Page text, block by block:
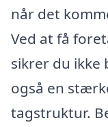
når det
Ved at få
sikrer du ikke
også en
tagstruktur.